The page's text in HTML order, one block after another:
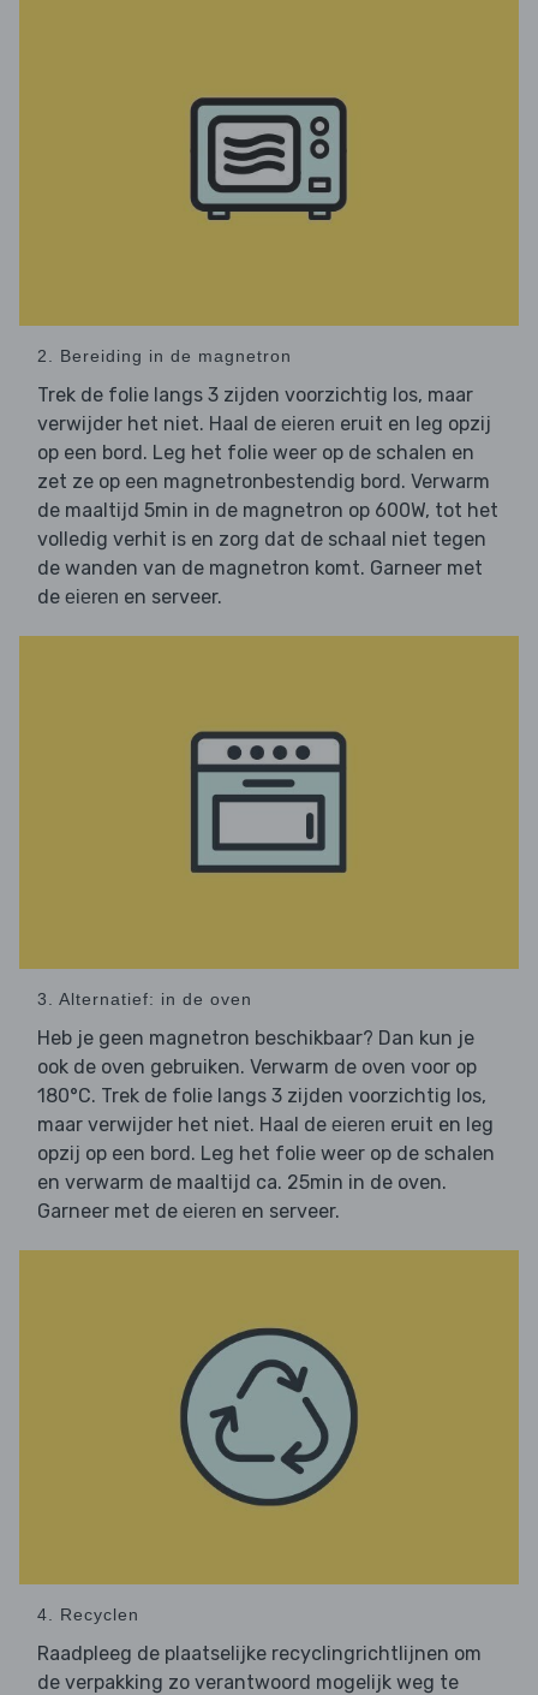
2. Bereiding in de magnetron
Trek de folie langs 3 zijden voorzichtig los, maar
verwijder het niet. Haal de eieren eruit en leg opzij
op een bord. Leg het folie weer op de schalen en
zet ze op een magnetronbestendig bord. Verwarm
de maaltijd 5min in de magnetron op 600W, tot het
volledig verhit is en zorg dat de schaal niet tegen
de wanden van de magnetron komt. Garneer met
de eieren en serveer.
3. Alternatief: in de oven
Heb je geen magnetron beschikbaar? Dan kun je
ook de oven gebruiken. Verwarm de oven voor op
180°C. Trek de folie langs 3 zijden voorzichtig los,
maar verwijder het niet. Haal de eieren eruit en leg
opzij op een bord. Leg het folie weer op de schalen
en verwarm de maaltijd ca. 25min in de oven.
Garneer met de eieren en serveer.
4. Recyclen
Raadpleeg de plaatselijke recyclingrichtlijnen om
de verpakking zo verantwoord mogelijk weg te